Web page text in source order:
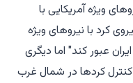
ویژه آمریکایی با
کرد با نیروهای ویژه
عبور کند" اما دیگری
کردها در شمال غرب